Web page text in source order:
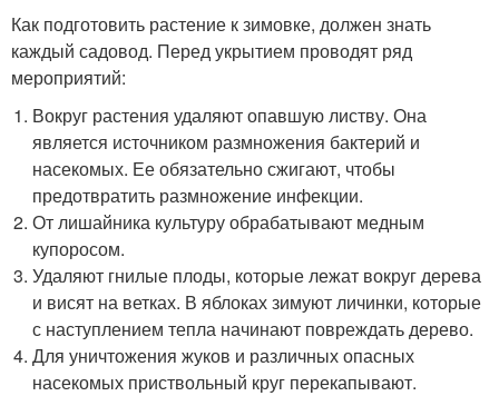
Как подготовить растение к зимовке, должен знать
каждый садовод. Перед укрытием проводят ряд
мероприятий:
Вокруг растения удаляют опавшую листву. Она
является источником размножения бактерий и
насекомых. Ее обязательно сжигают, чтобы
предотвратить размножение инфекции.
От лишайника культуру обрабатывают медным
купоросом.
Удаляют гнилые плоды, которые лежат вокруг дерева
и висят на ветках. В яблоках зимуют личинки, которые
с наступлением тепла начинают повреждать дерево.
Для уничтожения жуков и различных опасных
насекомых приствольный круг перекапывают.